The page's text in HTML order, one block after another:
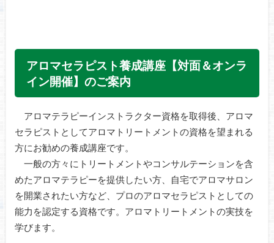
アロマセラピスト養成講座【対面＆オンラ
イン開催】のご案内
アロマテラピーインストラクター資格を取得後、アロマ
セラピストとしてアロマトリートメントの資格を望まれる
方にお勧めの養成講座です。
一般の方々にトリートメントやコンサルテーションを含
めたアロマテラピーを提供したい方、自宅でアロマサロン
を開業されたい方など、プロのアロマセラピストとしての
能力を認定する資格です。アロマトリートメントの実技を
学びます。